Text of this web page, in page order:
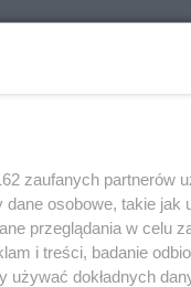
Adwokacka
Tczew
zaufanych partnerów
osobowe, takie jak
przeglądania w celu
i treści, badanie
dokładnych